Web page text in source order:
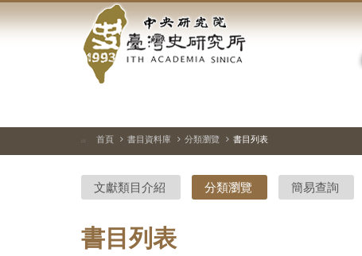
到
中
央
研
院-
臺
灣
史
::: 首頁 書目資料庫 分類瀏覽 書目列表
文獻類目介紹 分類瀏覽 簡易查詢
書目列表